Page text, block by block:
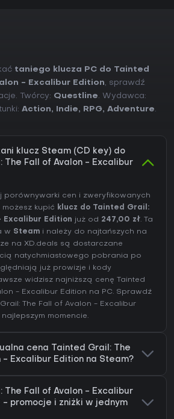
taniego klucza PC do Tainted
- Excalibur Edition, sprawdź
Twórcy: Questline. Wydawca:
Action, Indie, RPG, Adventure.
klucz Steam (CD key) do
The Fall of Avalon - Excalibur
porównywarki cen i zweryfikowanych
kupić klucz do Tainted Grail:
Excalibur Edition już od 247,00 zł. Ta
w Steam i należy do najtańszych na
na XD.deals są dostarczane
natychmiastowego pobrania po
już prowizje i kody
widzisz najniższą cenę Tainted
- Excalibur Edition na PC. Sprawdź
The Fall of Avalon - Excalibur
momencie.
cena Tainted Grail: The
- Excalibur Edition na Steam?
The Fall of Avalon - Excalibur
- promocje i zniżki w jednym